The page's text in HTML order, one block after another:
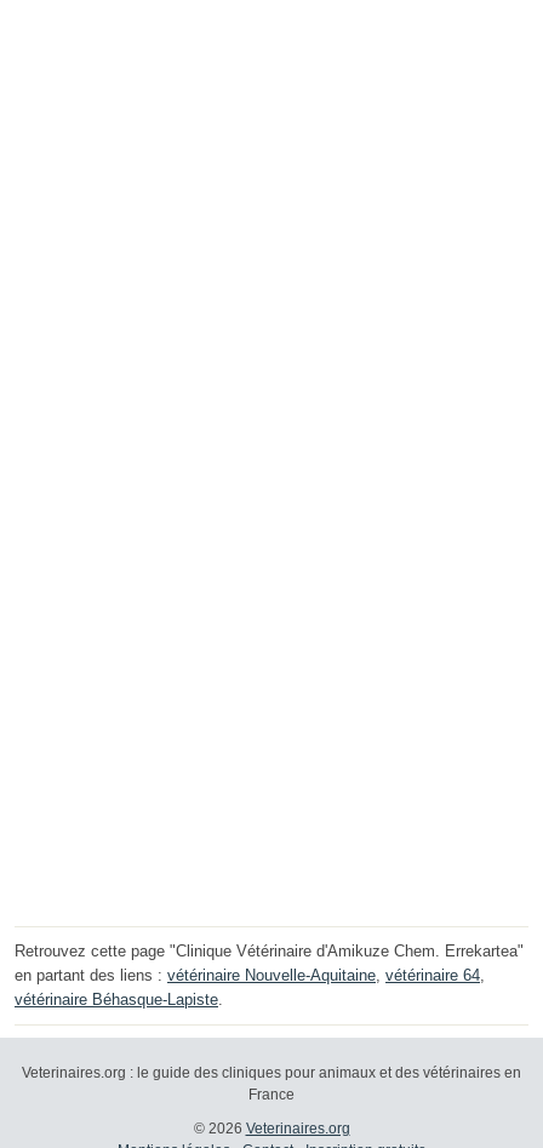
Retrouvez cette page "Clinique Vétérinaire d'Amikuze Chem. Errekartea"
en partant des liens : vétérinaire Nouvelle-Aquitaine, vétérinaire 64,
vétérinaire Béhasque-Lapiste.
Veterinaires.org : le guide des cliniques pour animaux et des vétérinaires en
France
© 2026 Veterinaires.org